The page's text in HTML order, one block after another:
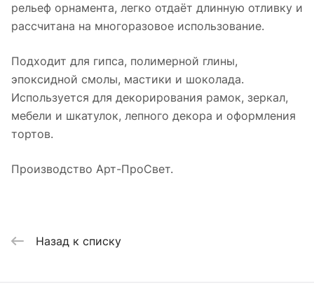
рельеф орнамента, легко отдаёт длинную отливку и
рассчитана на многоразовое использование.
Подходит для гипса, полимерной глины,
эпоксидной смолы, мастики и шоколада.
Используется для декорирования рамок, зеркал,
мебели и шкатулок, лепного декора и оформления
тортов.
Производство Арт-ПроСвет.
Назад к списку